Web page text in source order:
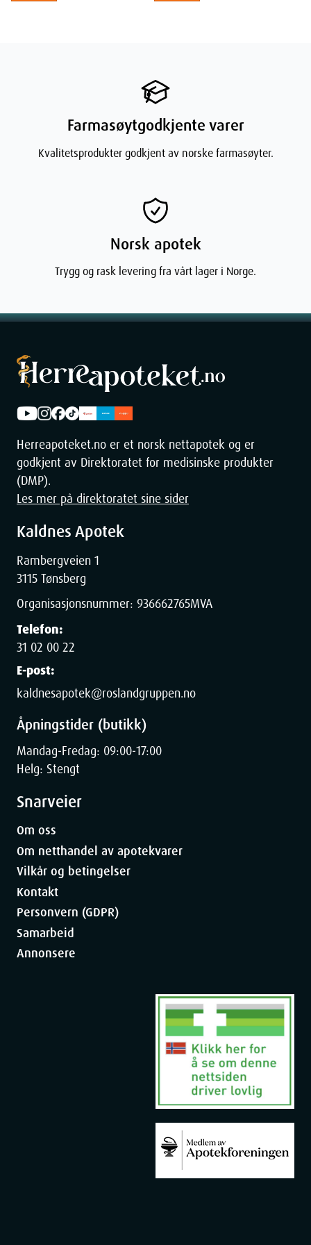
Dimensjoner
Farmasøytgodkjente varer
Kvalitetsprodukter godkjent av norske farmasøyter.
Norsk apotek
Trygg og rask levering fra vårt lager i Norge.
Herreapoteket.no er et norsk nettapotek og er
godkjent av Direktoratet for medisinske produkter
(DMP).
Les mer på direktoratet sine sider
Kaldnes Apotek
Rambergveien 1
3115 Tønsberg
Organisasjonsnummer: 936662765MVA
Telefon:
31 02 00 22
E-post:
kaldnesapotek@roslandgruppen.no
Åpningstider (butikk)
Mandag-Fredag: 09:00-17:00
Helg: Stengt
Snarveier
Om oss
Om netthandel av apotekvarer
Vilkår og betingelser
Kontakt
Personvern (GDPR)
Samarbeid
Annonsere